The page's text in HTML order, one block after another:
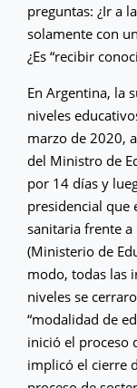
preguntas: ¿Ir a
solamente con
¿Es “recibir
En Argentina, la
niveles
marzo de 2020,
del Ministro de
por 14 días y
presidencial que
sanitaria frente a
(Ministerio de
modo, todas las
niveles se
“modalidad de
inició el proceso
implicó el cierre